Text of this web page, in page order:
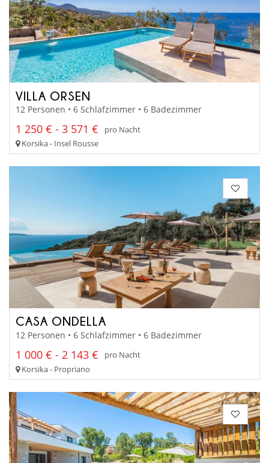
VILLA ORSEN
12 Personen • 6 Schlafzimmer • 6 Badezimmer
1 250 € - 3 571 €
pro Nacht
Korsika - Insel Rousse
CASA ONDELLA
12 Personen • 6 Schlafzimmer • 6 Badezimmer
1 000 € - 2 143 €
pro Nacht
Korsika - Propriano